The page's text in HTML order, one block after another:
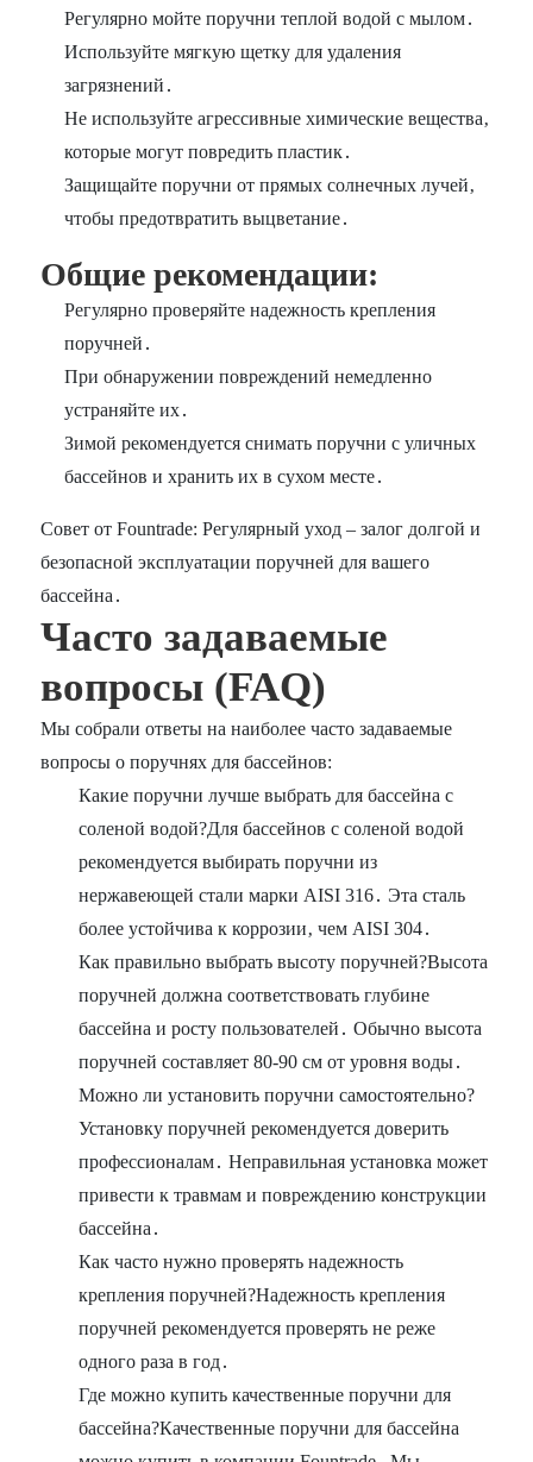
Регулярно мойте поручни теплой водой с мылом․
Используйте мягкую щетку для удаления
загрязнений․
Не используйте агрессивные химические вещества‚
которые могут повредить пластик․
Защищайте поручни от прямых солнечных лучей‚
чтобы предотвратить выцветание․
Общие рекомендации:
Регулярно проверяйте надежность крепления
поручней․
При обнаружении повреждений немедленно
устраняйте их․
Зимой рекомендуется снимать поручни с уличных
бассейнов и хранить их в сухом месте․
Совет от Fountrade: Регулярный уход – залог долгой и
безопасной эксплуатации поручней для вашего
бассейна․
Часто задаваемые
вопросы (FAQ)
Мы собрали ответы на наиболее часто задаваемые
вопросы о поручнях для бассейнов:
Какие поручни лучше выбрать для бассейна с
соленой водой?Для бассейнов с соленой водой
рекомендуется выбирать поручни из
нержавеющей стали марки AISI 316․ Эта сталь
более устойчива к коррозии‚ чем AISI 304․
Как правильно выбрать высоту поручней?Высота
поручней должна соответствовать глубине
бассейна и росту пользователей․ Обычно высота
поручней составляет 80-90 см от уровня воды․
Можно ли установить поручни самостоятельно?
Установку поручней рекомендуется доверить
профессионалам․ Неправильная установка может
привести к травмам и повреждению конструкции
бассейна․
Как часто нужно проверять надежность
крепления поручней?Надежность крепления
поручней рекомендуется проверять не реже
одного раза в год․
Где можно купить качественные поручни для
бассейна?Качественные поручни для бассейна